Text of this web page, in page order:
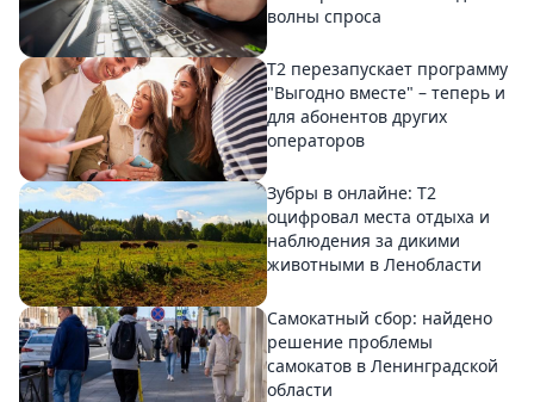
волны спроса
Т2 перезапускает программу
"Выгодно вместе" – теперь и
для абонентов других
операторов
Зубры в онлайне: Т2
оцифровал места отдыха и
наблюдения за дикими
животными в Ленобласти
Самокатный сбор: найдено
решение проблемы
самокатов в Ленинградской
области